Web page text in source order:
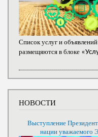
Список услуг и
размещяются в блоке
НОВОСТИ
Выступление
нации уважаемого